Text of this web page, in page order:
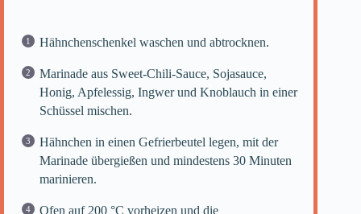
Hähnchenschenkel waschen und abtrocknen.
Marinade aus Sweet-Chili-Sauce, Sojasauce,
Honig, Apfelessig, Ingwer und Knoblauch in einer
Schüssel mischen.
Hähnchen in einen Gefrierbeutel legen, mit der
Marinade übergießen und mindestens 30 Minuten
marinieren.
Ofen auf 200 °C vorheizen und die